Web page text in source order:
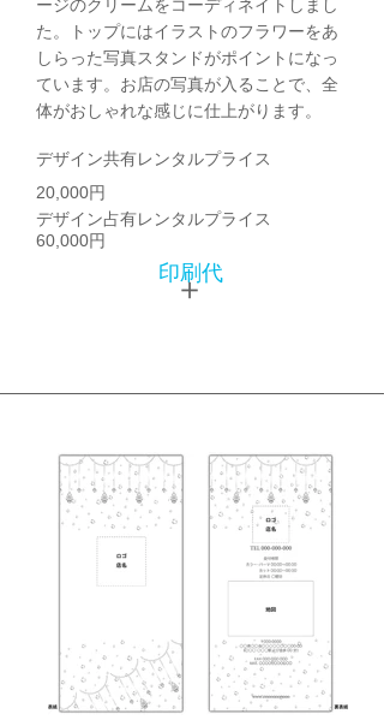
ージのクリームをコーディネイトしまし
た。トップにはイラストのフラワーをあ
しらった写真スタンドがポイントになっ
ています。お店の写真が入ることで、全
体がおしゃれな感じに仕上がります。
印刷代
デザイン共有レンタルプライス
20,000円
デザイン占有レンタルプライス
60,000円
＋